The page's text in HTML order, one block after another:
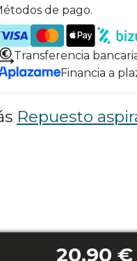
de pago.
Transferencia
Financia a
Repuesto
20,90 €